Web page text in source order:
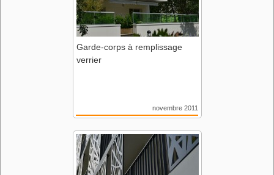
Garde-corps à remplissage
verrier
novembre 2011
49 Angers
Agence GOA Architecture